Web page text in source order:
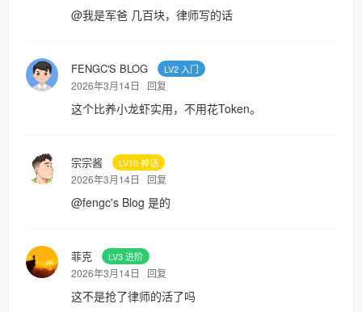
@我是军爸 几百块，律师写的话
FENGC'S BLOG LV2 入门
2026年3月14日 回复
这个比养小龙虾实用，不用花Token。
宗宗酱 LV10 神话
2026年3月14日 回复
@fengc's Blog 是的
菲克 LV3 进阶
2026年3月14日 回复
这不是抢了律师的活了吗